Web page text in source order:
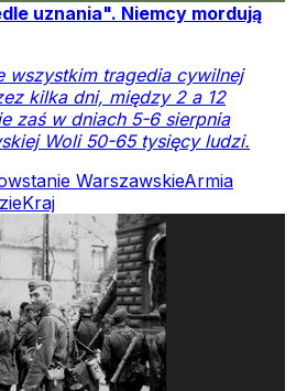
uznania". Niemcy mordują
wszystkim tragedia cywilnej
kilka dni, między 2 a 12
zaś w dniach 5-6 sierpnia
Woli 50-65 tysięcy ludzi.
WarszawskieArmia
Kraj